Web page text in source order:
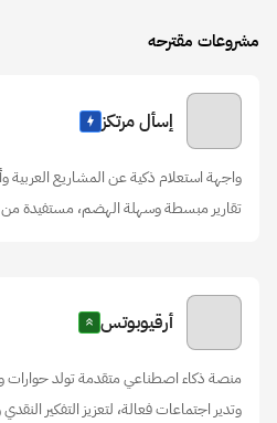
مشروعات مقترحه
إسأل مرتكز
واجهة استعلام ذكية عن المشاريع العربية
تقارير مبسطة وسهلة الهضم، مستفيدة من
أرقيوبوتس
منصة ذكاء اصطناعي متقدمة تولد حوارات
وتدير اجتماعات فعالة، لتعزيز التفكير